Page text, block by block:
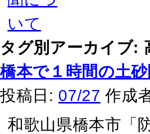
タグ別アーカイブ:
橋本で１時間の土
投稿日: 07/27 作成
和歌山県橋本市「